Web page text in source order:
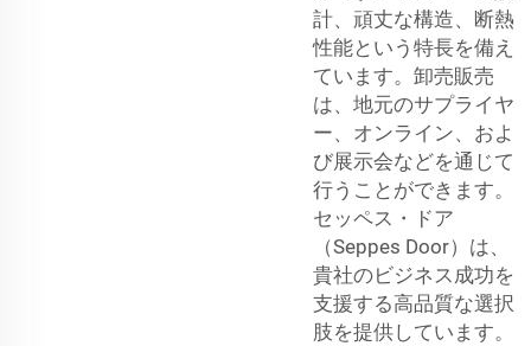
計、頑丈な構造、断熱
性能という特長を備え
ています。卸売販売
は、地元のサプライヤ
ー、オンライン、およ
び展示会などを通じて
行うことができます。
セッペス・ドア
（Seppes Door）は、
貴社のビジネス成功を
支援する高品質な選択
肢を提供しています。